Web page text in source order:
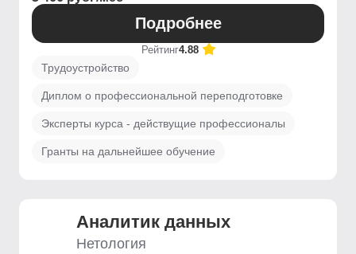
Подробнее
Рейтинг4.88
Трудоустройство
Диплом о профессиональной переподготовке
Эксперты курса - действущие профессионалы
Гранты на дальнейшее обучение
Аналитик данных
Нетология